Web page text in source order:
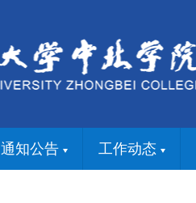
通知公告 工作动态